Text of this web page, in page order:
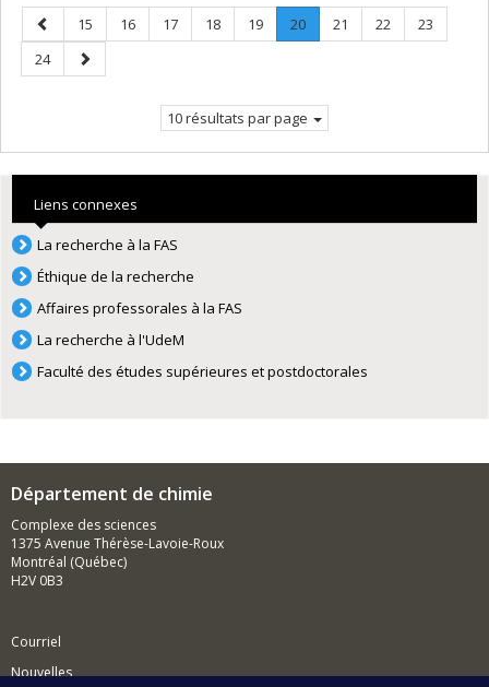
Page
précédente
Page
15 Page
16 Page
17 Page
18 Page
19 Page
20.
Page
Page
21 Page
22 Page
23
Page
24
Page
suivante
10 résultats par page
Liens connexes
La recherche à la FAS
Éthique de la recherche
Affaires professorales à la FAS
La recherche à l'UdeM
Faculté des études supérieures et postdoctorales
Département de chimie
Complexe des sciences
1375 Avenue Thérèse-Lavoie-Roux
Montréal (Québec)
H2V 0B3
Courriel
Nouvelles